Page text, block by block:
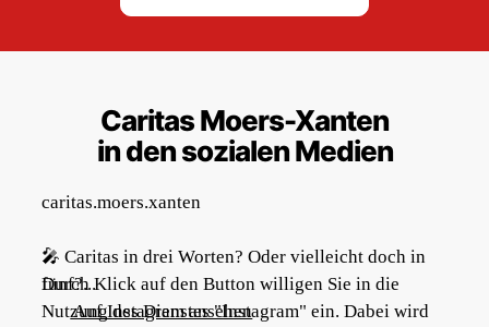
Caritas Moers-Xanten
in den sozialen Medien
caritas.moers.xanten
🎤 Caritas in drei Worten? Oder vielleicht doch in
fünf?...
Auf Instagram ansehen
Durch Klick auf den Button willigen Sie in die
Nutzung des Dienstes "Instagram" ein. Dabei wird